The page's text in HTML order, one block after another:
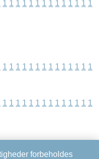
1 1 1 1 1 1 1 1 1 1 1 1 1 1
1 1 1 1 1 1 1 1 1 1 1 1 1 1
1 1 1 1 1 1 1 1 1 1 1 1 1 1
forbeholdes